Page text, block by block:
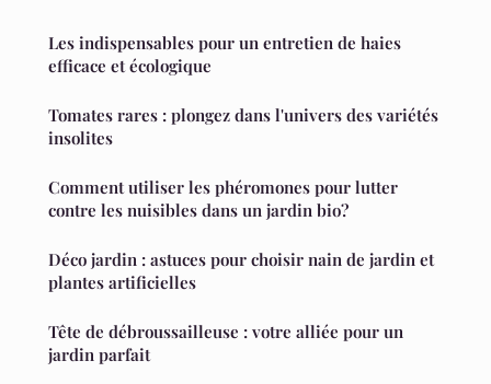
Les indispensables pour un entretien de haies
efficace et écologique
Tomates rares : plongez dans l'univers des variétés
insolites
Comment utiliser les phéromones pour lutter
contre les nuisibles dans un jardin bio?
Déco jardin : astuces pour choisir nain de jardin et
plantes artificielles
Tête de débroussailleuse : votre alliée pour un
jardin parfait